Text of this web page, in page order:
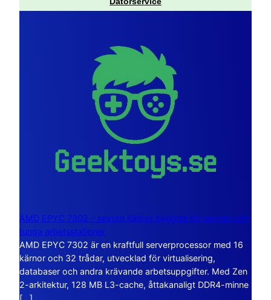
AMD EPYC 7302 – sexton kärnor byggda för servrar och
tunga arbetsstationer
AMD EPYC 7302 är en kraftfull serverprocessor med 16
kärnor och 32 trådar, utvecklad för virtualisering,
databaser och andra krävande arbetsuppgifter. Med Zen
2-arkitektur, 128 MB L3-cache, åttakanaligt DDR4-minne